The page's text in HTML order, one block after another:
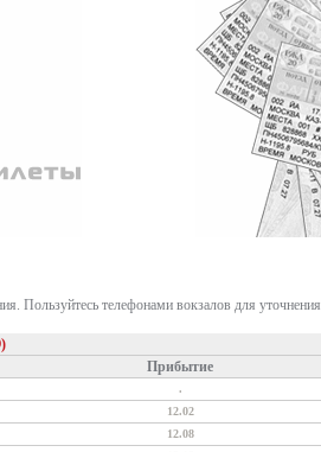
Пользуйтесь телефонами вокзалов для
Прибытие
.
12.02
12.08